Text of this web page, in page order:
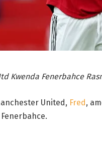
Kwenda Fenerbahce
United, Fred,